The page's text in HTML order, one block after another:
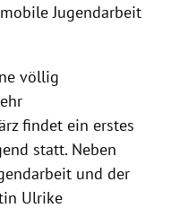
Jugendarbeit
völlig
findet ein erstes
statt. Neben
und der
Ulrike